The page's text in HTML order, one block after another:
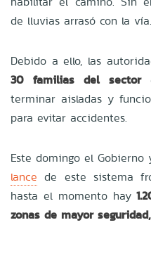
de lluvias arrasó con la vía.
Debido a ello, las
30 familias del sector
terminar aisladas y
para evitar accidentes.
Este domingo el
lance de este sistema
hasta el momento hay
zonas de mayor